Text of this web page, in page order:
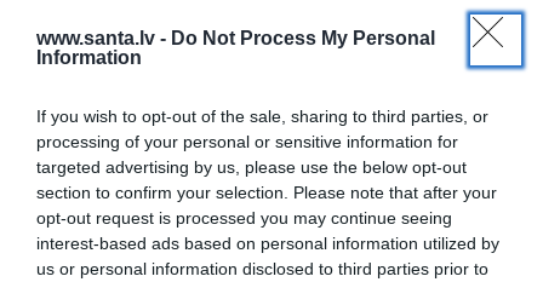
www.santa.lv - Do Not Process My Personal
Information
If you wish to opt-out of the sale, sharing to third parties, or
processing of your personal or sensitive information for
targeted advertising by us, please use the below opt-out
section to confirm your selection. Please note that after your
opt-out request is processed you may continue seeing
interest-based ads based on personal information utilized by
us or personal information disclosed to third parties prior to
SADZĪVES TEHNIKA
Pirkt vai nepirkt? Patiesība par veļas
žāvētājiem – no dvieļiem kā viesnīcā
līdz sabojātiem krekliem